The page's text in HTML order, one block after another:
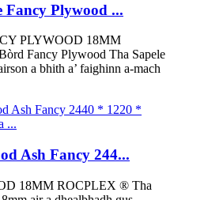
Fancy Plywood ...
PLYWOOD 18MM
Fancy Plywood Tha Sapele
a bhith a’ faighinn a-mach
Ash Fancy 244...
18MM ROCPLEX ® Tha